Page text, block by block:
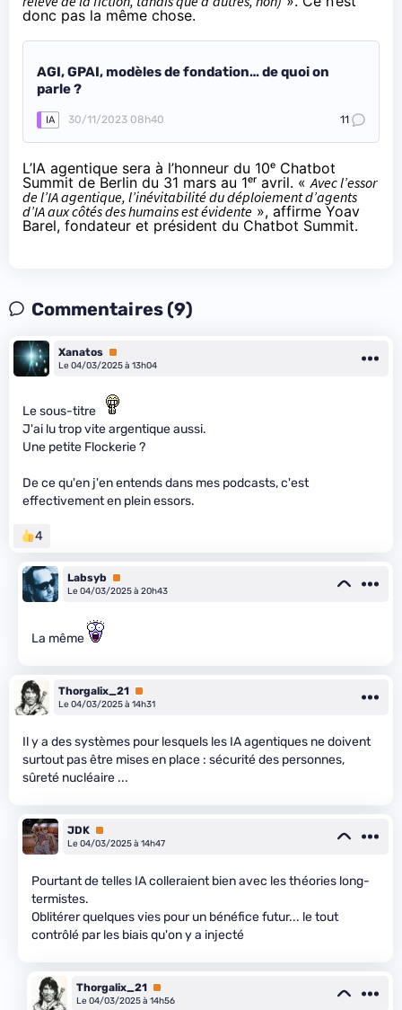
donc pas la même chose.
AGI, GPAI, modèles de fondation… de quoi on
parle ?
IA 30/11/2023 08h40 11
L’IA agentique sera à l’honneur du 10ᵉ Chatbot
Summit de Berlin du 31 mars au 1ᵉʳ avril. « Avec l’essor
de l’IA agentique, l’inévitabilité du déploiement d’agents
d’IA aux côtés des humains est évidente », affirme Yoav
Barel, fondateur et président du Chatbot Summit.
Commentaires (9)
Xanatos Premium
Le 04/03/2025 à 13h04
Le sous-titre
J'ai lu trop vite argentique aussi.
Une petite Flockerie ?
De ce qu'en j'en entends dans mes podcasts, c'est
effectivement en plein essors.
4
Labsyb
Premium
Le 04/03/2025 à 20h43
La même
Thorgalix_21 Premium
Le 04/03/2025 à 14h31
Il y a des systèmes pour lesquels les IA agentiques ne doivent
surtout pas être mises en place : sécurité des personnes,
sûreté nucléaire ...
JDK Premium
Le 04/03/2025 à 14h47
Pourtant de telles IA colleraient bien avec les théories long-
termistes.
Oblitérer quelques vies pour un bénéfice futur... le tout
contrôlé par les biais qu'on y a injecté
Thorgalix_21 Premium
Le 04/03/2025 à 14h56